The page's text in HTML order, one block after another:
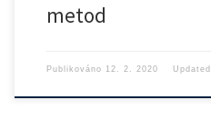
metod
Publikováno 12. 2. 2020 Updated